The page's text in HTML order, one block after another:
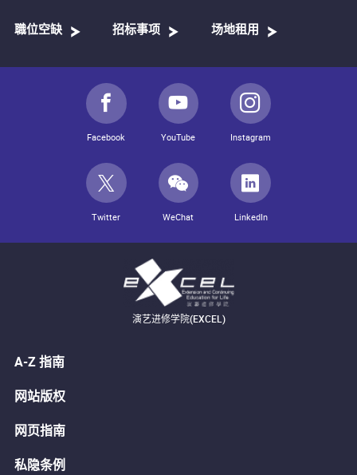
職位空缺 招标事项 场地租用
Facebook YouTube Instagram
Twitter WeChat LinkedIn
演艺进修学院(EXCEL)
A-Z 指南
网站版权
网页指南
私隐条例